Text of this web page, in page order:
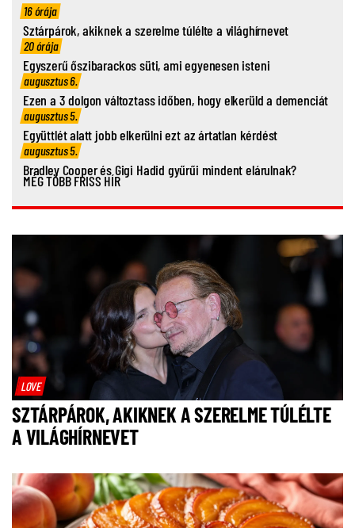
16 órája
Sztárpárok, akiknek a szerelme túlélte a világhírnevet
20 órája
Egyszerű őszibarackos süti, ami egyenesen isteni
augusztus 6.
Ezen a 3 dolgon változtass időben, hogy elkerüld a demenciát
augusztus 5.
Együttlét alatt jobb elkerülni ezt az ártatlan kérdést
augusztus 5.
Bradley Cooper és Gigi Hadid gyűrűi mindent elárulnak?
MÉG TÖBB FRISS HÍR
LOVE
SZTÁRPÁROK, AKIKNEK A SZERELME TÚLÉLTE
A VILÁGHÍRNEVET